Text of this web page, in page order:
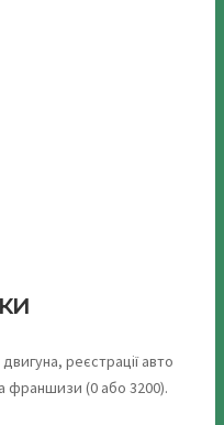
реєстрації авто
франшизи (0 або 3200).